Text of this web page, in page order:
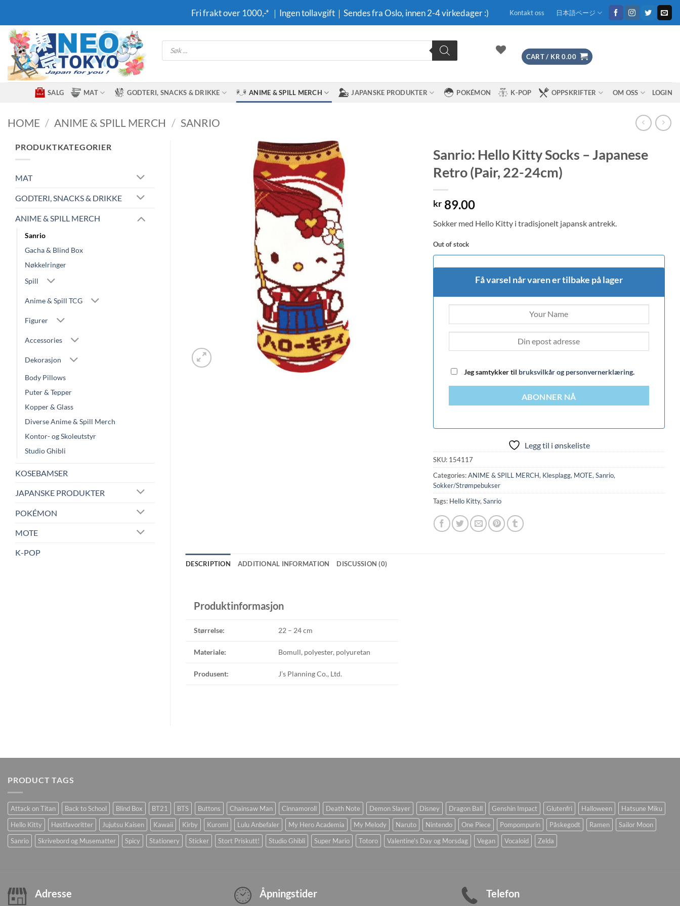
content
Fri frakt over 1000,-* ｜Ingen tollavgift｜Sendes fra Oslo, innen 2-4 virkedager :) Kontakt oss 日本語ページ
Products
search
CART / KR 0.00
SALG MAT GODTERI, SNACKS & DRIKKE ANIME & SPILL MERCH JAPANSKE PRODUKTER POKÉMON K-POP OPPSKRIFTER OM OSS LOGIN
HOME / ANIME & SPILL MERCH / SANRIO
PRODUKTKATEGORIER
MAT
GODTERI, SNACKS & DRIKKE
ANIME & SPILL MERCH
Sanrio
Gacha & Blind Box
Nøkkelringer
Spill
Anime & Spill TCG
Figurer
Accessories
Dekorasjon
Body Pillows
Puter & Tepper
Kopper & Glass
Diverse Anime & Spill Merch
Kontor- og Skoleutstyr
Studio Ghibli
KOSEBAMSER
JAPANSKE PRODUKTER
POKÉMON
MOTE
K-POP
Sanrio: Hello Kitty Socks – Japanese
Retro (Pair, 22-24cm)
kr89.00
Sokker med Hello Kitty i tradisjonelt japansk antrekk.
Out of stock
Få varsel når varen er tilbake på lager
Jeg samtykker til bruksvilkår og personvernerklæring.
ABONNER NÅ
Legg til i ønskeliste
SKU: 154117
Categories:ANIME & SPILL MERCH, Klesplagg, MOTE,Sanrio,
Sokker/Strømpebukser
Tags: Hello Kitty,Sanrio
DESCRIPTION ADDITIONAL INFORMATION DISCUSSION (0)
Produktinformasjon
Størrelse: 22 – 24 cm
Materiale: Bomull, polyester, polyuretan
Produsent: J’s Planning Co., Ltd.
PRODUCT TAGS
Attack on Titan Back to School Blind Box BT21 BTS Buttons Chainsaw Man Cinnamoroll Death Note Demon Slayer Disney Dragon Ball Genshin Impact Glutenfri Halloween
Hatsune Miku
Hello Kitty
Høstfavoritter Jujutsu Kaisen Kawaii Kirby Kuromi Lulu Anbefaler My Hero Academia My Melody Naruto Nintendo One Piece Pompompurin Påskegodt Ramen
Sailor Moon
Sanrio
Skrivebord og Musematter Spicy Stationery Sticker Stort Priskutt! Studio Ghibli Super Mario Totoro Valentine's Day og Morsdag Vegan Vocaloid Zelda
Adresse Åpningstider Telefon